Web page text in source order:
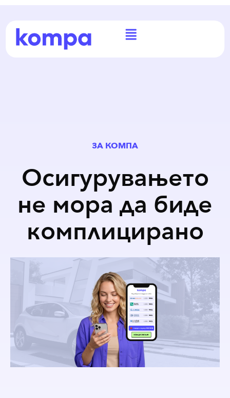
ЗА КОМПА
Осигурувањето
не мора да биде
комплицирано